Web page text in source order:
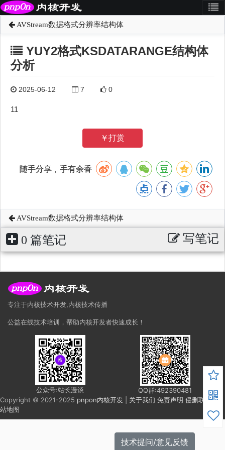
AVStream数据格式分辨率结构体
YUY2格式KSDATARANGE结构体
分析
2025-06-12 7 0
11
￥打赏
随手分享，手有余香
AVStream数据格式分辨率结构体
0 篇笔记 写笔记
专注于内核技术开发,内核技术传播
公益在线技术培训，帮助内核开发者快速成长！
公众号:站长漫谈
QQ群:492390481
Copyright © 2021-2025 pnpon内核开发 关于我们 免责声明 侵删联系 网
站地图
技术提问/意见反馈